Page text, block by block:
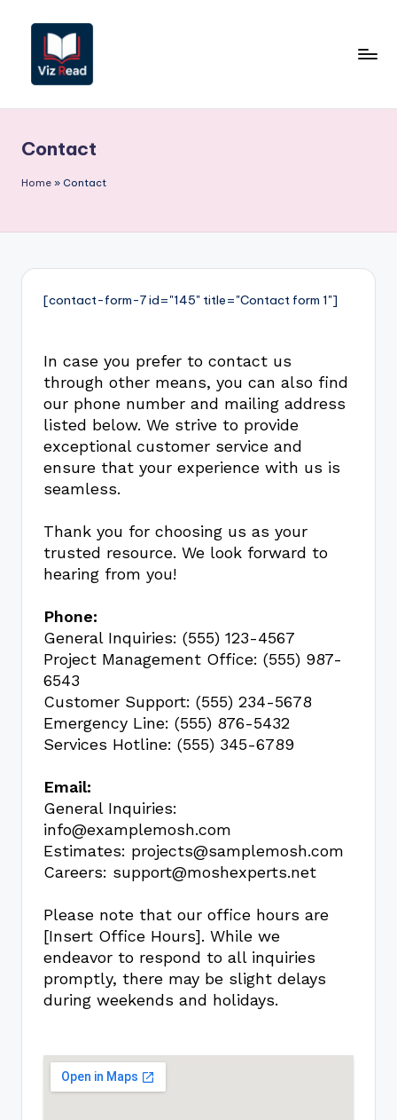
Contact
Home » Contact
[contact-form-7 id="145" title="Contact form 1"]
In case you prefer to contact us
through other means, you can also find
our phone number and mailing address
listed below. We strive to provide
exceptional customer service and
ensure that your experience with us is
seamless.
Thank you for choosing us as your
trusted resource. We look forward to
hearing from you!
Phone:
General Inquiries: (555) 123-4567
Project Management Office: (555) 987-
6543
Customer Support: (555) 234-5678
Emergency Line: (555) 876-5432
Services Hotline: (555) 345-6789
Email:
General Inquiries:
info@examplemosh.com
Estimates: projects@samplemosh.com
Careers: support@moshexperts.net
Please note that our office hours are
[Insert Office Hours]. While we
endeavor to respond to all inquiries
promptly, there may be slight delays
during weekends and holidays.